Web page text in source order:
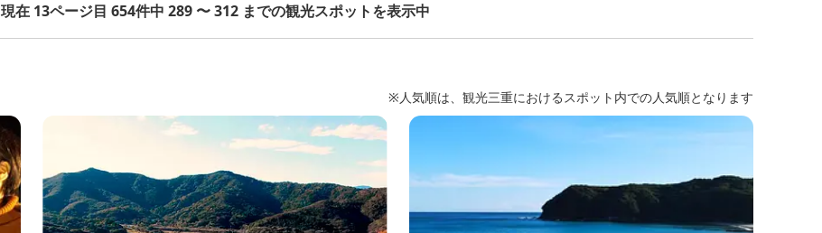
現在 13ページ目 654件中 289 〜 312 までの観光スポットを表示中
※人気順は、観光三重におけるスポット内での人気順となります